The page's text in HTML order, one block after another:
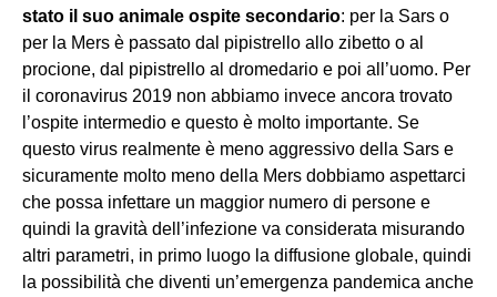
stato il suo animale ospite secondario: per la Sars o
per la Mers è passato dal pipistrello allo zibetto o al
procione, dal pipistrello al dromedario e poi all’uomo. Per
il coronavirus 2019 non abbiamo invece ancora trovato
l’ospite intermedio e questo è molto importante. Se
questo virus realmente è meno aggressivo della Sars e
sicuramente molto meno della Mers dobbiamo aspettarci
che possa infettare un maggior numero di persone e
quindi la gravità dell’infezione va considerata misurando
altri parametri, in primo luogo la diffusione globale, quindi
la possibilità che diventi un’emergenza pandemica anche